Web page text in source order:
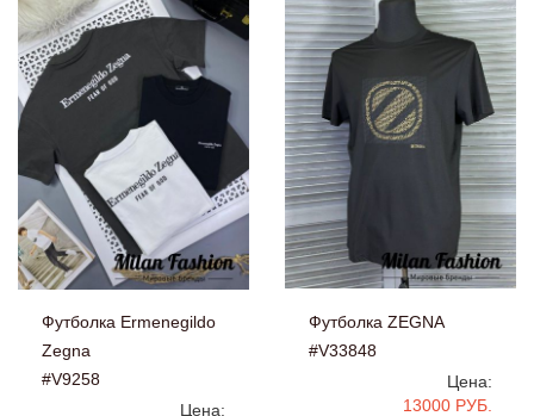
Футболка Ermenegildo
Zegna
#V9258
Цена:
Футболка ZEGNA
#V33848
Цена:
13000 РУБ.